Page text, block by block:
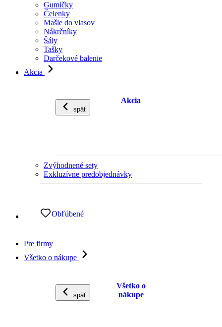
Gumičky
Čelenky
Mašle do vlasov
Nákrčníky
Šály
Tašky
Darčekové balenie
Akcia
späť
Akcia
Zvýhodnené sety
Exkluzívne predobjednávky
Obľúbené
Pre firmy
Všetko o nákupe
späť
Všetko o
nákupe